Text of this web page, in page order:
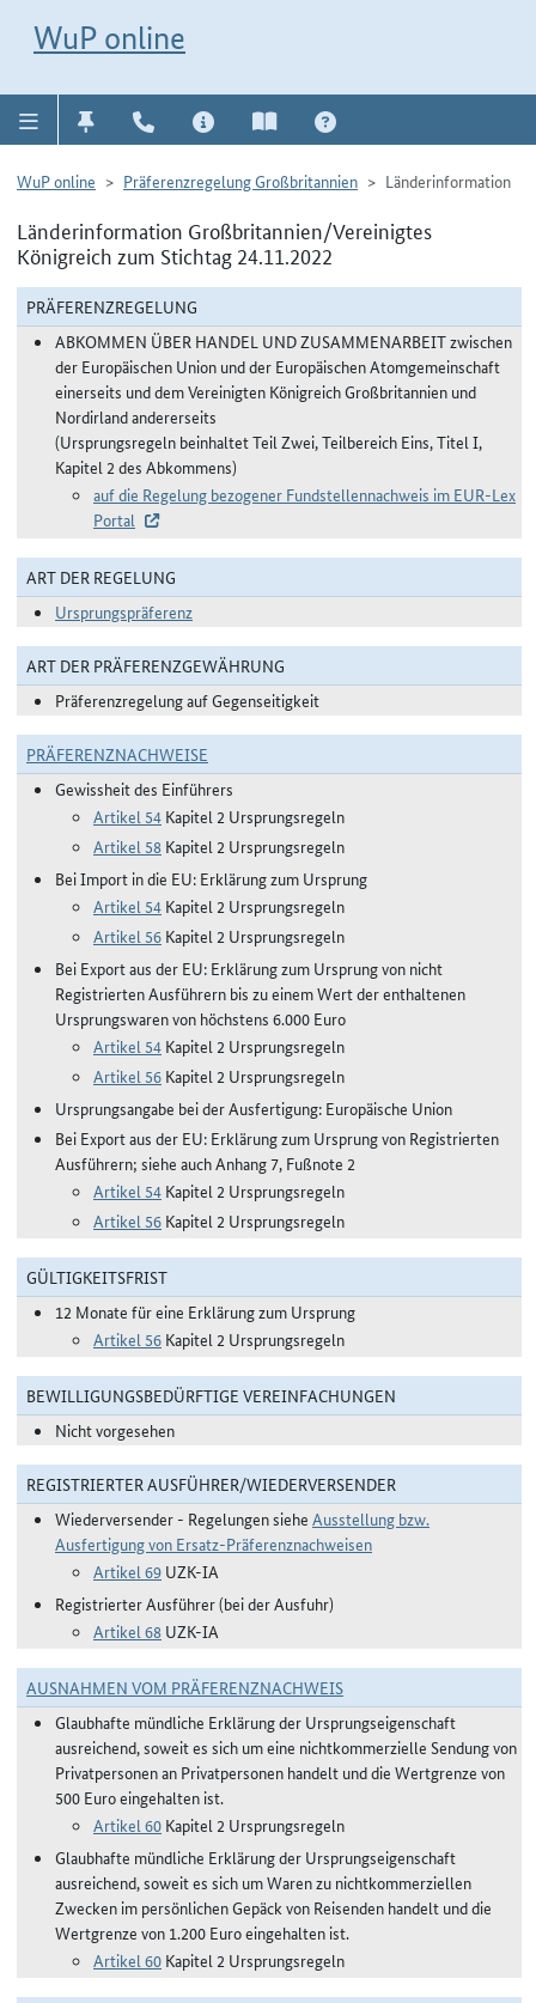
WuP online
WuP online Präferenzregelung Großbritannien Länderinformation
Länderinformation Großbritannien/Vereinigtes
Königreich zum Stichtag 24.11.2022
PRÄFERENZREGELUNG
ABKOMMEN ÜBER HANDEL UND ZUSAMMENARBEIT zwischen
der Europäischen Union und der Europäischen Atomgemeinschaft
einerseits und dem Vereinigten Königreich Großbritannien und
Nordirland andererseits
(Ursprungsregeln beinhaltet Teil Zwei, Teilbereich Eins, Titel I,
Kapitel 2 des Abkommens)
auf die Regelung bezogener Fundstellennachweis im EUR-Lex
Portal
ART DER REGELUNG
Ursprungspräferenz
ART DER PRÄFERENZGEWÄHRUNG
Präferenzregelung auf Gegenseitigkeit
PRÄFERENZNACHWEISE
Gewissheit des Einführers
Artikel 54 Kapitel 2 Ursprungsregeln
Artikel 58 Kapitel 2 Ursprungsregeln
Bei Import in die EU: Erklärung zum Ursprung
Artikel 54 Kapitel 2 Ursprungsregeln
Artikel 56 Kapitel 2 Ursprungsregeln
Bei Export aus der EU: Erklärung zum Ursprung von nicht
Registrierten Ausführern bis zu einem Wert der enthaltenen
Ursprungswaren von höchstens 6.000 Euro
Artikel 54 Kapitel 2 Ursprungsregeln
Artikel 56 Kapitel 2 Ursprungsregeln
Ursprungsangabe bei der Ausfertigung: Europäische Union
Bei Export aus der EU: Erklärung zum Ursprung von Registrierten
Ausführern; siehe auch Anhang 7, Fußnote 2
Artikel 54 Kapitel 2 Ursprungsregeln
Artikel 56 Kapitel 2 Ursprungsregeln
GÜLTIGKEITSFRIST
12 Monate für eine Erklärung zum Ursprung
Artikel 56 Kapitel 2 Ursprungsregeln
BEWILLIGUNGSBEDÜRFTIGE VEREINFACHUNGEN
Nicht vorgesehen
REGISTRIERTER AUSFÜHRER/WIEDERVERSENDER
Wiederversender - Regelungen siehe Ausstellung bzw.
Ausfertigung von Ersatz-Präferenznachweisen
Artikel 69 UZK-IA
Registrierter Ausführer (bei der Ausfuhr)
Artikel 68 UZK-IA
AUSNAHMEN VOM PRÄFERENZNACHWEIS
Glaubhafte mündliche Erklärung der Ursprungseigenschaft
ausreichend, soweit es sich um eine nichtkommerzielle Sendung von
Privatpersonen an Privatpersonen handelt und die Wertgrenze von
500 Euro eingehalten ist.
Artikel 60 Kapitel 2 Ursprungsregeln
Glaubhafte mündliche Erklärung der Ursprungseigenschaft
ausreichend, soweit es sich um Waren zu nichtkommerziellen
Zwecken im persönlichen Gepäck von Reisenden handelt und die
Wertgrenze von 1.200 Euro eingehalten ist.
Artikel 60 Kapitel 2 Ursprungsregeln